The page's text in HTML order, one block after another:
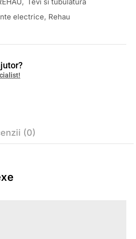
electrice, Rehau
(0)